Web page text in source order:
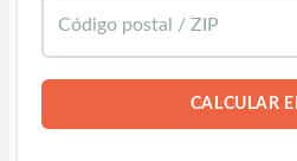
CALCULAR